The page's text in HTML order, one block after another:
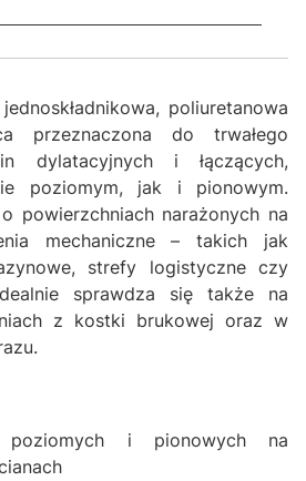
poliuretanowa
przeznaczona do trwałego
dylatacyjnych i łączących,
poziomym, jak i pionowym.
powierzchniach narażonych na
mechaniczne – takich jak
strefy logistyczne czy
sprawdza się także na
z kostki brukowej oraz w
i pionowych na